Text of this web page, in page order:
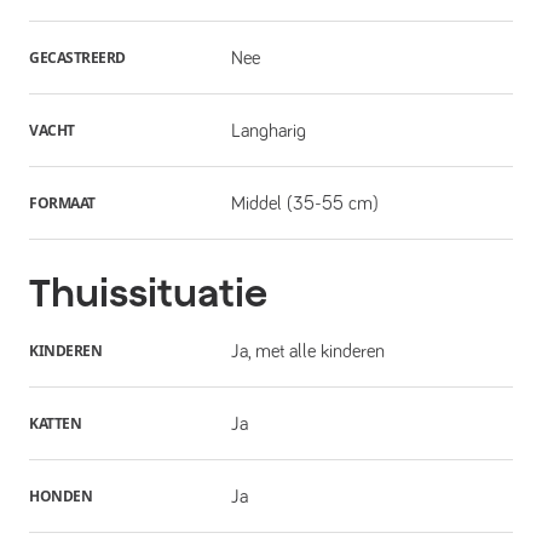
GECASTREERD Nee
VACHT Langharig
FORMAAT Middel (35-55 cm)
Thuissituatie
KINDEREN Ja, met alle kinderen
KATTEN Ja
HONDEN Ja